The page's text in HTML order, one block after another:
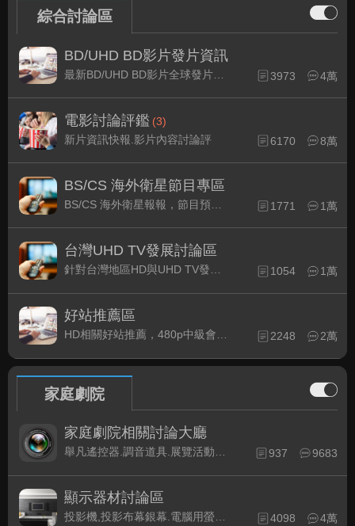
綜合討論區
BD/UHD BD影片發片資訊
3973 4萬
電影討論評鑑 (3)
新片資訊快報.影片內容討論評
6170 8萬
BS/CS 海外衛星節目專區
1771 1萬
台灣UHD TV發展討論區
1054 1萬
好站推薦區
HD相關好站推薦，480p中級會員以上限定 2248 2萬
家庭劇院
家庭劇院相關討論大廳
937 9683
顯示器材討論區
4098 4萬